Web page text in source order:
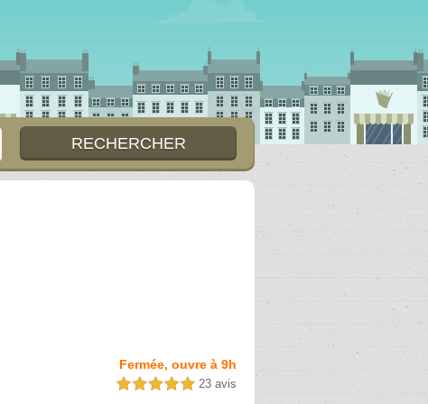
Fermée, ouvre à 9h
5,0 étoiles sur 5 23 avis